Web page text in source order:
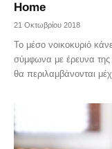
Home
21 Οκτωβρίου 2018
Το μέσο νοικοκυριό
σύμφωνα με έρευνα της
θα περιλαμβάνονται